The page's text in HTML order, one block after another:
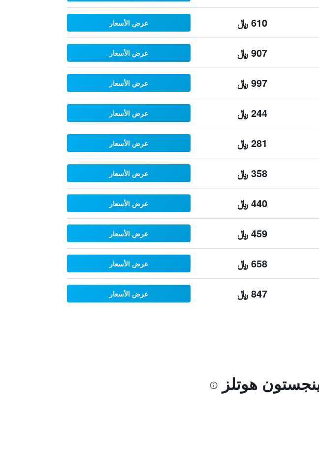
610 ﷼ عرض الأسعار
907 ﷼ عرض الأسعار
997 ﷼ عرض الأسعار
244 ﷼ عرض الأسعار
281 ﷼ عرض الأسعار
358 ﷼ عرض الأسعار
440 ﷼ عرض الأسعار
459 ﷼ عرض الأسعار
658 ﷼ عرض الأسعار
847 ﷼ عرض الأسعار